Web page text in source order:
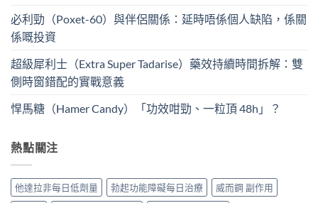
必利勁（Poxet-60）與伴侶關係：延時唔係個人缺陷，係關
係嘅投資
超級犀利士（Extra Super Tadarise）藥效持續時間拆解：雙
側時窗錯配的實戰意義
悍馬糖（Hamer Candy）「功效咁勁、一粒頂 48h」？
熱點關注
他達拉非每日低劑量 勃起功能障礙每日治療
威而鋼 副作用